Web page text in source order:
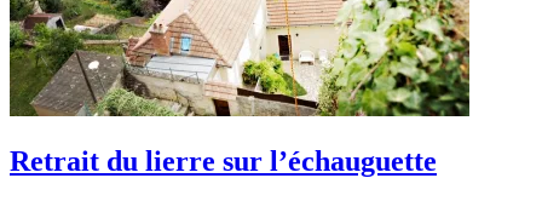
Retrait du lierre sur l’échauguette